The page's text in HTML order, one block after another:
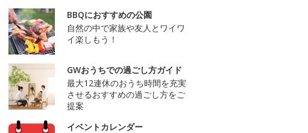
BBQにおすすめの公園
自然の中で家族や友人とワイワ
イ楽しもう！
GWおうちでの過ごし方ガイド
最大12連休のおうち時間を充実
させるおすすめの過ごし方をご
提案
イベントカレンダー